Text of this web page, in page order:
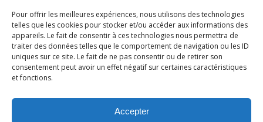
Pour offrir les meilleures expériences, nous utilisons des technologies
telles que les cookies pour stocker et/ou accéder aux informations des
appareils. Le fait de consentir à ces technologies nous permettra de
traiter des données telles que le comportement de navigation ou les ID
uniques sur ce site. Le fait de ne pas consentir ou de retirer son
consentement peut avoir un effet négatif sur certaines caractéristiques
et fonctions.
Accepter